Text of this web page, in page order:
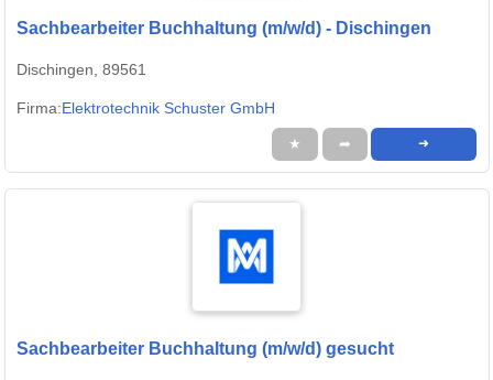
Sachbearbeiter Buchhaltung (m/w/d) - Dischingen
Dischingen, 89561
Firma:Elektrotechnik Schuster GmbH
★ ➦ ➜
Sachbearbeiter Buchhaltung (m/w/d) gesucht